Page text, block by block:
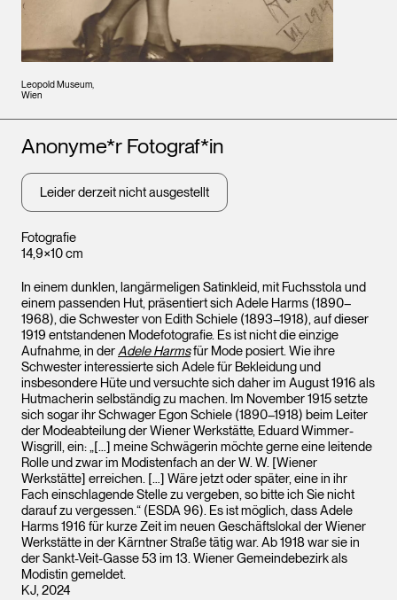
Leopold Museum,
Wien
Fotografie
14,9×10 cm
Künstler*innen
Anonyme*r Fotograf*in
Leider derzeit nicht ausgestellt
In einem dunklen, langärmeligen Satinkleid, mit Fuchsstola und
einem passenden Hut, präsentiert sich Adele Harms (1890–
1968), die Schwester von Edith Schiele (1893–1918), auf dieser
1919 entstandenen Modefotografie. Es ist nicht die einzige
Aufnahme, in derAdele Harmsfür Mode posiert. Wie ihre
Schwester interessierte sich Adele für Bekleidung und
insbesondere Hüte und versuchte sich daher im August 1916 als
Hutmacherin selbständig zu machen. Im November 1915 setzte
sich sogar ihr Schwager Egon Schiele (1890–1918) beim Leiter
der Modeabteilung der Wiener Werkstätte, Eduard Wimmer-
Wisgrill, ein: „[…] meine Schwägerin möchte gerne eine leitende
Rolle und zwar im Modistenfach an der W. W. [Wiener
Werkstätte] erreichen. […] Wäre jetzt oder später, eine in ihr
Fach einschlagende Stelle zu vergeben, so bitte ich Sie nicht
darauf zu vergessen.“ (ESDA 96). Es ist möglich, dass Adele
Harms 1916 für kurze Zeit im neuen Geschäftslokal der Wiener
Werkstätte in der Kärntner Straße tätig war. Ab 1918 war sie in
der Sankt-Veit-Gasse 53 im 13. Wiener Gemeindebezirk als
Modistin gemeldet.
KJ, 2024